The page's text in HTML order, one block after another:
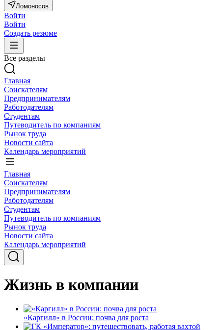
Ломоносов
Войти
Войти
Создать резюме
Все разделы
Главная
Соискателям
Предпринимателям
Работодателям
Студентам
Путеводитель по компаниям
Рынок труда
Новости сайта
Календарь мероприятий
Главная
Соискателям
Предпринимателям
Работодателям
Студентам
Путеводитель по компаниям
Рынок труда
Новости сайта
Календарь мероприятий
Жизнь в компании
«Каргилл» в России: почва для роста